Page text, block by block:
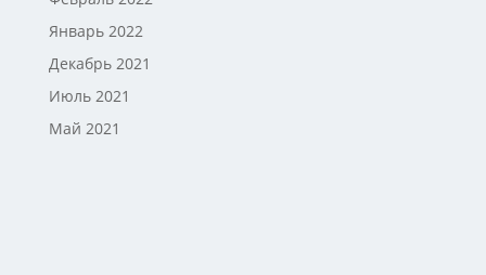
Январь 2022
Декабрь 2021
Июль 2021
Май 2021